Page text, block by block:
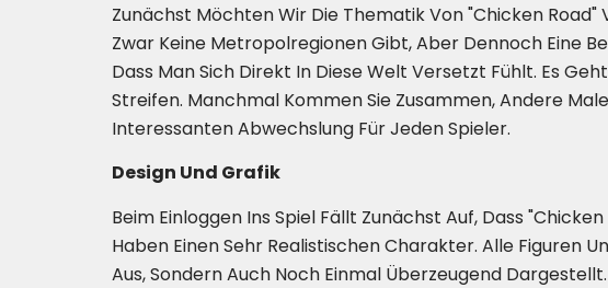
Zunächst Möchten Wir Die Thematik Von "Chicken
Zwar Keine Metropolregionen Gibt, Aber Dennoch Eine
Dass Man Sich Direkt In Diese Welt Versetzt Fühlt. Es
Streifen. Manchmal Kommen Sie Zusammen, Andere
Interessanten Abwechslung Für Jeden Spieler.
Design Und Grafik
Beim Einloggen Ins Spiel Fällt Zunächst Auf, Dass
Haben Einen Sehr Realistischen Charakter. Alle Figuren
Aus, Sondern Auch Noch Einmal Überzeugend